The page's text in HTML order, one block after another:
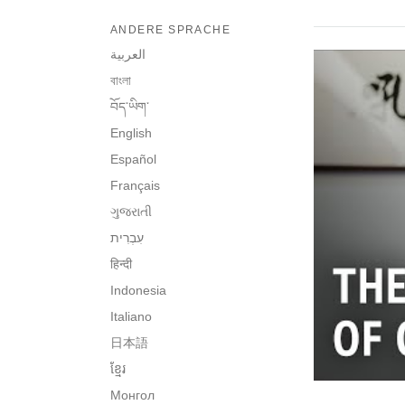
ANDERE SPRACHE
العربية
বাংলা
བོད་ཡིག་
English
Español
Français
ગુજરાતી
हिन्दी
Indonesia
Italiano
日本語
ខ្មែរ
Монгол